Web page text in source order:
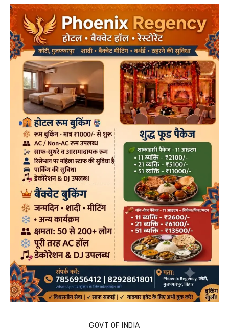
GOVT OF INDIA